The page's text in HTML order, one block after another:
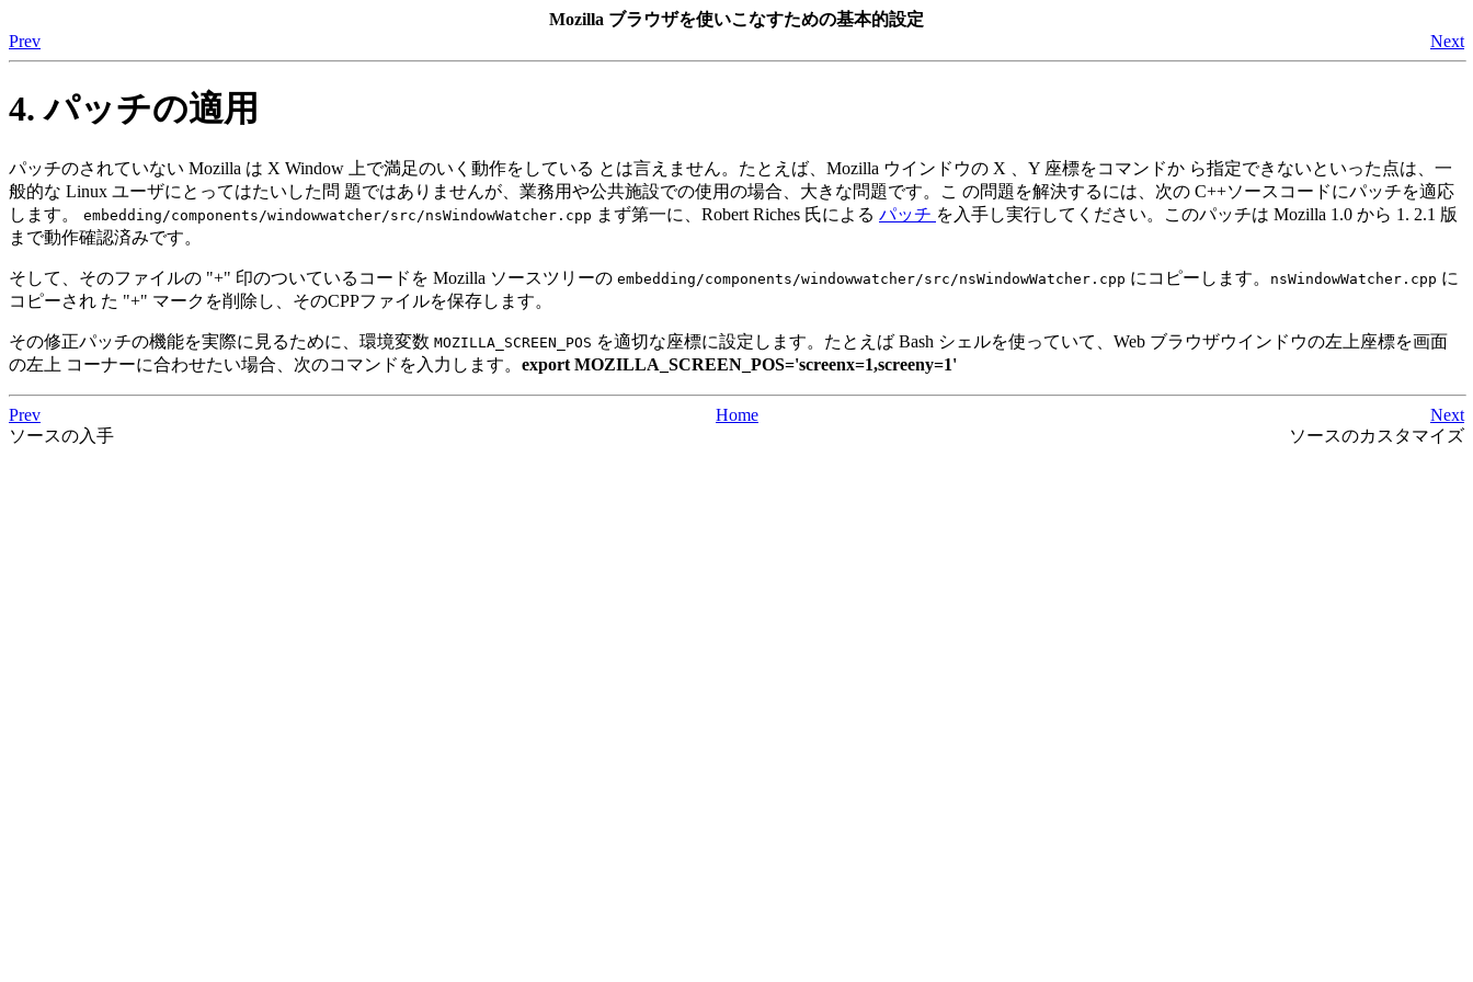
Mozilla ブラウザを使いこなすための基本的設定
Prev
Next
4. パッチの適用
パッチのされていない Mozilla は X Window 上で満足のいく動作をしている とは言えません。たとえば、Mozilla ウインドウの X 、Y 座標をコマンドか ら指定できないといった点は、一
般的な Linux ユーザにとってはたいした問 題ではありませんが、業務用や公共施設での使用の場合、大きな問題です。こ の問題を解決するには、次の C++ソースコードにパッチを適応
します。 embedding/components/windowwatcher/src/nsWindowWatcher.cpp まず第一に、Robert Riches 氏による パッチ を入手し実行してください。このパッチは Mozilla 1.0 から 1. 2.1 版
まで動作確認済みです。
そして、そのファイルの "+" 印のついているコードを Mozilla ソースツリーの embedding/components/windowwatcher/src/nsWindowWatcher.cpp にコピーします。 nsWindowWatcher.cpp に
コピーされ た "+" マークを削除し、そのCPPファイルを保存します。
その修正パッチの機能を実際に見るために、環境変数 MOZILLA_SCREEN_POS を適切な座標に設定します。たとえば Bash シェルを使っていて、Web ブラウザウインドウの左上座標を画面
の左上 コーナーに合わせたい場合、次のコマンドを入力します。 export MOZILLA_SCREEN_POS='screenx=1,screeny=1'
Prev Home
Next
ソースの入手
ソースのカスタマイズ